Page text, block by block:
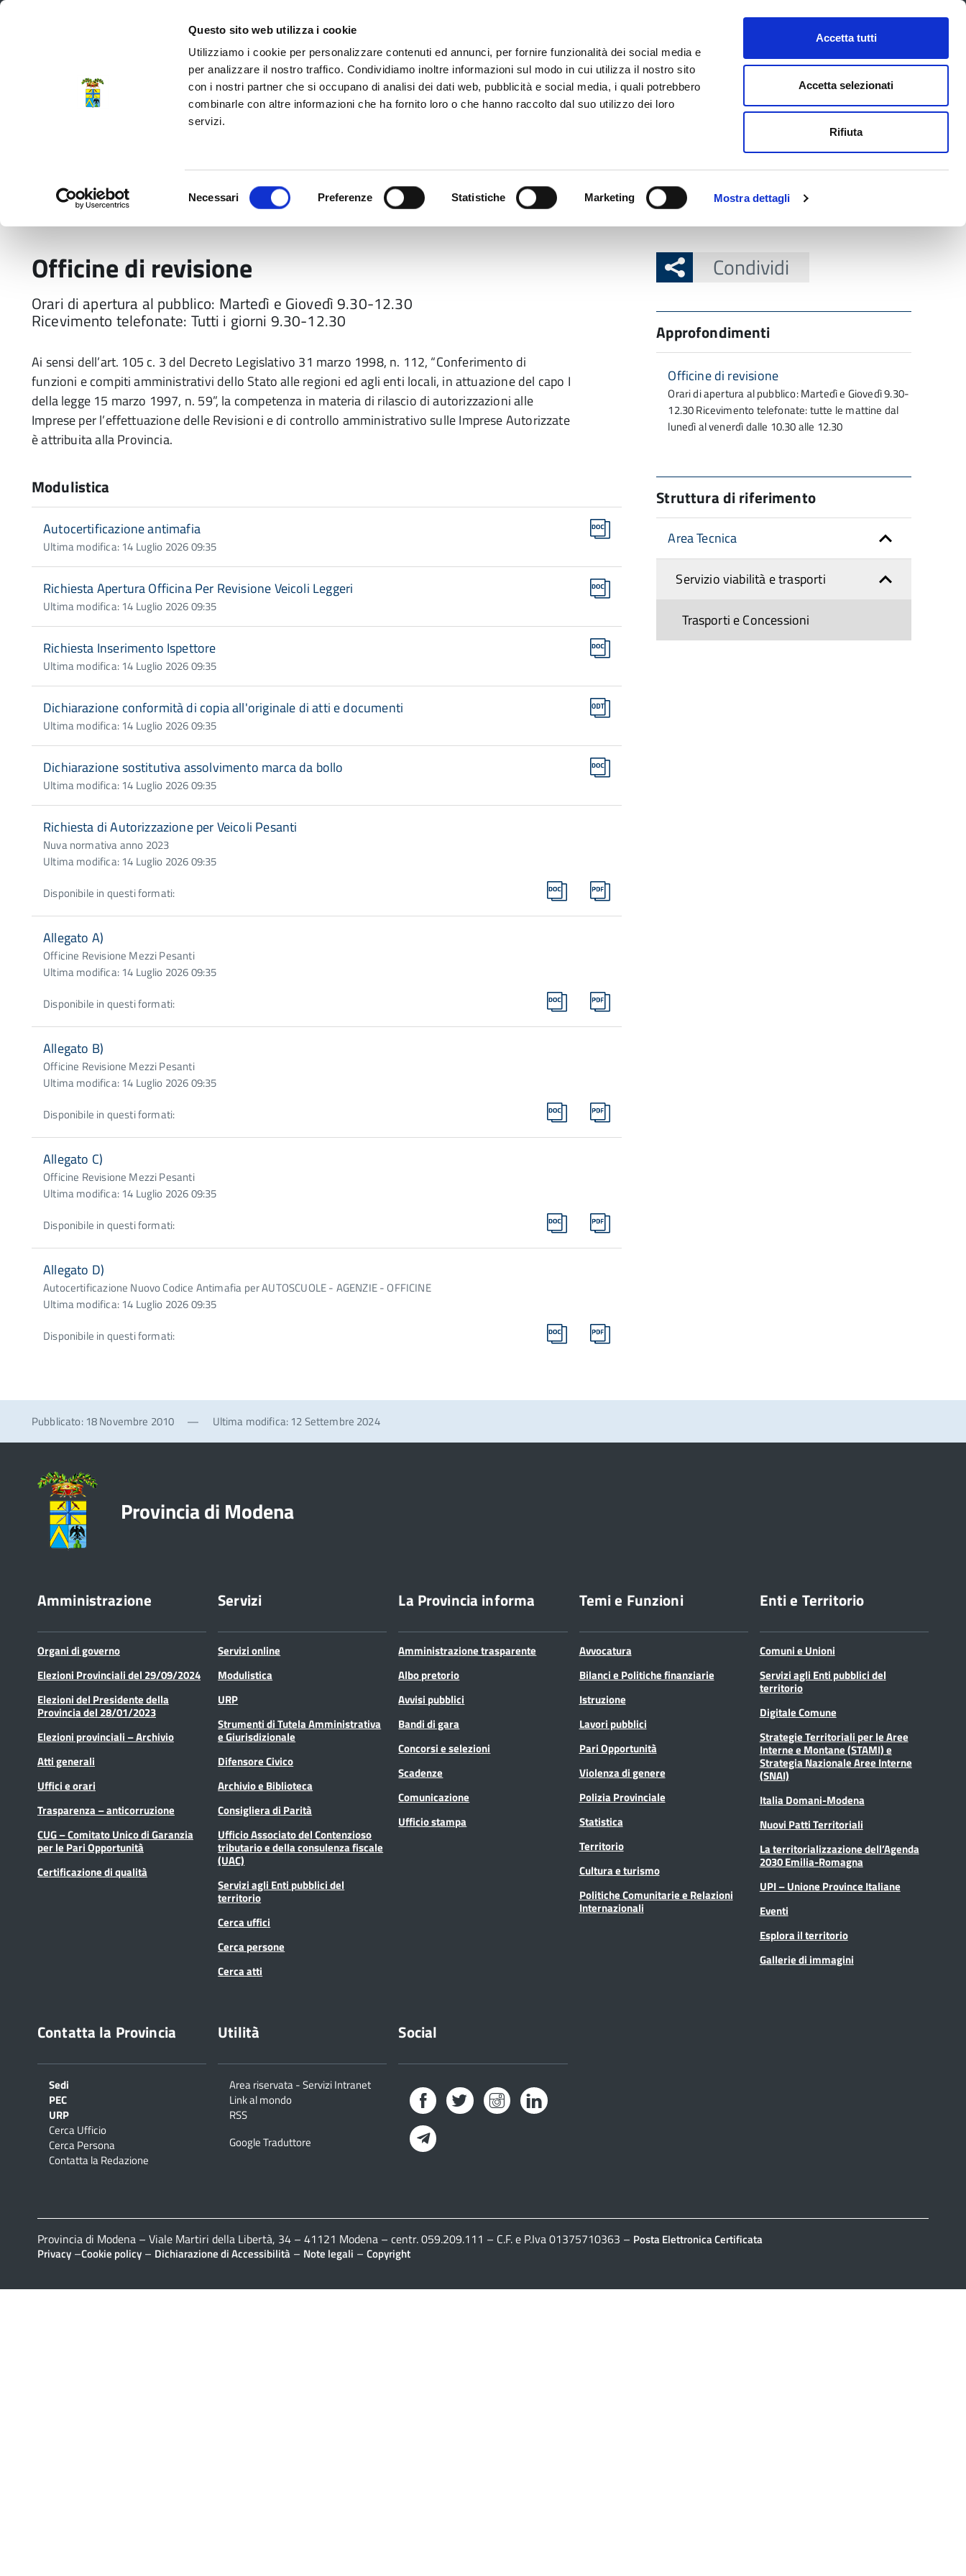
Questo sito web utilizza i cookie
Utilizziamo i cookie per personalizzare contenuti ed annunci, per fornire funzionalità dei social media e
per analizzare il nostro traffico. Condividiamo inoltre informazioni sul modo in cui utilizza il nostro sito
con i nostri partner che si occupano di analisi dei dati web, pubblicità e social media, i quali potrebbero
combinarle con altre informazioni che ha fornito loro o che hanno raccolto dal suo utilizzo dei loro
servizi.
Necessari Preferenze Statistiche Marketing Mostra dettagli
Accetta tutti
Accetta selezionati
Rifiuta
CONTATTI URP SERVIZI ONLINE
Provincia di Modena
Seguici su FacebookTwitterInstagram
LinkedIn
cerca nel sito
Officine di revisione
Orari di apertura al pubblico: Martedì e Giovedì 9.30-12.30
Ricevimento telefonate: Tutti i giorni 9.30-12.30
Ai sensi dell’art. 105 c. 3 del Decreto Legislativo 31 marzo 1998, n. 112, “Conferimento di
funzioni e compiti amministrativi dello Stato alle regioni ed agli enti locali, in attuazione del capo I
della legge 15 marzo 1997, n. 59”, la competenza in materia di rilascio di autorizzazioni alle
Imprese per l’effettuazione delle Revisioni e di controllo amministrativo sulle Imprese Autorizzate
è attribuita alla Provincia.
Modulistica
Autocertificazione antimafia
Ultima modifica: 14 Luglio 2026 09:35
Richiesta Apertura Officina Per Revisione Veicoli Leggeri
Ultima modifica: 14 Luglio 2026 09:35
Richiesta Inserimento Ispettore
Ultima modifica: 14 Luglio 2026 09:35
Dichiarazione conformità di copia all'originale di atti e documenti
Ultima modifica: 14 Luglio 2026 09:35
Dichiarazione sostitutiva assolvimento marca da bollo
Ultima modifica: 14 Luglio 2026 09:35
Richiesta di Autorizzazione per Veicoli Pesanti
Nuva normativa anno 2023
Ultima modifica: 14 Luglio 2026 09:35
Disponibile in questi formati:
Allegato A)
Officine Revisione Mezzi Pesanti
Ultima modifica: 14 Luglio 2026 09:35
Disponibile in questi formati:
Allegato B)
Officine Revisione Mezzi Pesanti
Ultima modifica: 14 Luglio 2026 09:35
Disponibile in questi formati:
Allegato C)
Officine Revisione Mezzi Pesanti
Ultima modifica: 14 Luglio 2026 09:35
Disponibile in questi formati:
Allegato D)
Autocertificazione Nuovo Codice Antimafia per AUTOSCUOLE - AGENZIE - OFFICINE
Ultima modifica: 14 Luglio 2026 09:35
Disponibile in questi formati:
Condividi
Approfondimenti
Officine di revisione
Orari di apertura al pubblico: Martedì e Giovedì 9.30-
12.30 Ricevimento telefonate: tutte le mattine dal
lunedì al venerdì dalle 10.30 alle 12.30
Struttura di riferimento
Area Tecnica
Servizio viabilità e trasporti
Trasporti e Concessioni
Pubblicato: 18 Novembre 2010 — Ultima modifica: 12 Settembre 2024
Provincia di Modena
Amministrazione
Organi di governo
Elezioni Provinciali del 29/09/2024
Elezioni del Presidente della
Provincia del 28/01/2023
Elezioni provinciali – Archivio
Atti generali
Uffici e orari
Trasparenza – anticorruzione
CUG – Comitato Unico di Garanzia
per le Pari Opportunità
Certificazione di qualità
Servizi
Servizi online
Modulistica
URP
Strumenti di Tutela Amministrativa
e Giurisdizionale
Difensore Civico
Archivio e Biblioteca
Consigliera di Parità
Ufficio Associato del Contenzioso
tributario e della consulenza fiscale
(UAC)
Servizi agli Enti pubblici del
territorio
Cerca uffici
Cerca persone
Cerca atti
La Provincia informa
Amministrazione trasparente
Albo pretorio
Avvisi pubblici
Bandi di gara
Concorsi e selezioni
Scadenze
Comunicazione
Ufficio stampa
Temi e Funzioni
Avvocatura
Bilanci e Politiche finanziarie
Istruzione
Lavori pubblici
Pari Opportunità
Violenza di genere
Polizia Provinciale
Statistica
Territorio
Cultura e turismo
Politiche Comunitarie e Relazioni
Internazionali
Enti e Territorio
Comuni e Unioni
Servizi agli Enti pubblici del
territorio
Digitale Comune
Strategie Territoriali per le Aree
Interne e Montane (STAMI) e
Strategia Nazionale Aree Interne
(SNAI)
Italia Domani-Modena
Nuovi Patti Territoriali
La territorializzazione dell’Agenda
2030 Emilia-Romagna
UPI – Unione Province Italiane
Eventi
Esplora il territorio
Gallerie di immagini
Contatta la Provincia
Sedi
PEC
URP
Cerca Ufficio
Cerca Persona
Contatta la Redazione
Utilità
Area riservata - Servizi Intranet
Link al mondo
RSS
Google Traduttore
Social
FacebookTwitterInstagramLinkedIn
Provincia di Modena – Viale Martiri della Libertà, 34 – 41121 Modena – centr. 059.209.111 – C.F. e P.Iva 01375710363 – Posta Elettronica Certificata
Privacy –Cookie policy – Dichiarazione di Accessibilità – Note legali – Copyright